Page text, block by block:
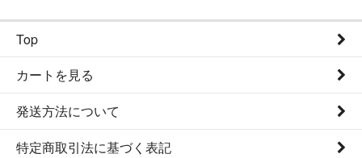
Top
カートを見る
発送方法について
特定商取引法に基づく表記